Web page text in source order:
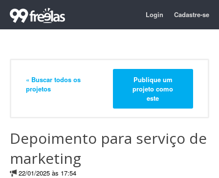
Login Cadastre-se
« Buscar todos os
projetos
Publique um
projeto como
este
Depoimento para serviço de
marketing
22/01/2025 às 17:54